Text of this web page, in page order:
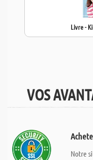
Livre -
VOS
Notre